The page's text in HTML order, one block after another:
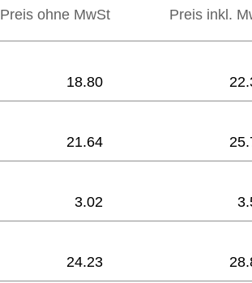
Preis ohne MwSt Preis inkl.
18.80
21.64
3.02
24.23